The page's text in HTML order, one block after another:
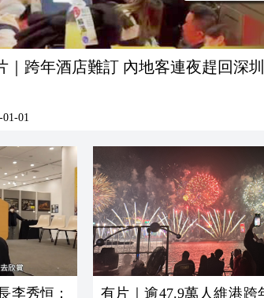
｜跨年酒店難訂 內地客連夜趕回深圳
01-01
李秀恒： 有片｜逾47.9萬人維港跨